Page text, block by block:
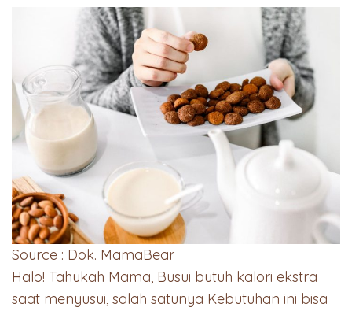
Source : Dok. MamaBear
Halo! Tahukah Mama, Busui butuh kalori ekstra
saat menyusui, salah satunya Kebutuhan ini bisa